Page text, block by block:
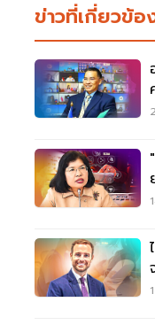
ข่าวที่เกี่ยวข้อ
ยุ